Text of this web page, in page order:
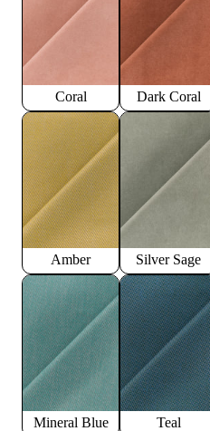
Coral Dark Coral
Amber Silver Sage
Mineral Blue Teal